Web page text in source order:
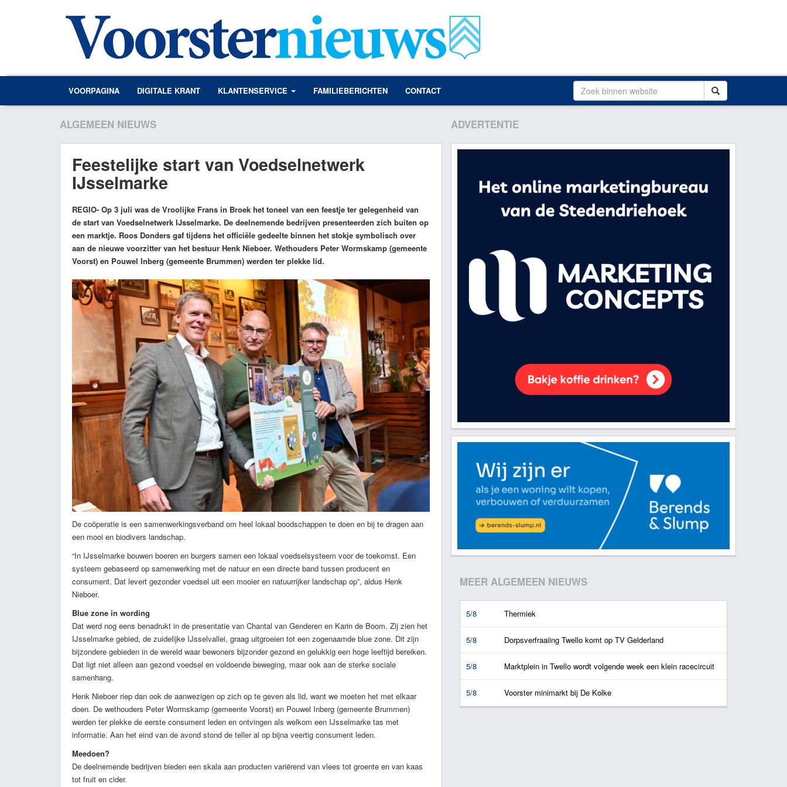
VOORPAGINA DIGITALE KRANT KLANTENSERVICE FAMILIEBERICHTEN CONTACT
ALGEMEEN NIEUWS
Feestelijke start van Voedselnetwerk
IJsselmarke
REGIO- Op 3 juli was de Vroolijke Frans in Broek het toneel van een feestje ter gelegenheid van
de start van Voedselnetwerk IJsselmarke. De deelnemende bedrijven presenteerden zich buiten op
een marktje. Roos Donders gaf tijdens het officiële gedeelte binnen het stokje symbolisch over
aan de nieuwe voorzitter van het bestuur Henk Nieboer. Wethouders Peter Wormskamp (gemeente
Voorst) en Pouwel Inberg (gemeente Brummen) werden ter plekke lid.
De coöperatie is een samenwerkingsverband om heel lokaal boodschappen te doen en bij te dragen aan
een mooi en biodivers landschap.
“In IJsselmarke bouwen boeren en burgers samen een lokaal voedselsysteem voor de toekomst. Een
systeem gebaseerd op samenwerking met de natuur en een directe band tussen producent en
consument. Dat levert gezonder voedsel uit een mooier en natuurrijker landschap op”, aldus Henk
Nieboer.
Blue zone in wording
Dat werd nog eens benadrukt in de presentatie van Chantal van Genderen en Karin de Boom. Zij zien het
IJsselmarke gebied, de zuidelijke IJsselvallei, graag uitgroeien tot een zogenaamde blue zone. Dit zijn
bijzondere gebieden in de wereld waar bewoners bijzonder gezond en gelukkig een hoge leeftijd bereiken.
Dat ligt niet alleen aan gezond voedsel en voldoende beweging, maar ook aan de sterke sociale
samenhang.
Henk Nieboer riep dan ook de aanwezigen op zich op te geven als lid, want we moeten het met elkaar
doen. De wethouders Peter Wormskamp (gemeente Voorst) en Pouwel Inberg (gemeente Brummen)
werden ter plekke de eerste consument leden en ontvingen als welkom een IJsselmarke tas met
informatie. Aan het eind van de avond stond de teller al op bijna veertig consument leden.
Meedoen?
De deelnemende bedrijven bieden een skala aan producten variërend van vlees tot groente en van kaas
tot fruit en cider.
ADVERTENTIE
MEER ALGEMEEN NIEUWS
5/8 Thermiek
5/8 Dorpsverfraaiing Twello komt op TV Gelderland
5/8 Marktplein in Twello wordt volgende week een klein racecircuit
5/8 Voorster minimarkt bij De Kolke